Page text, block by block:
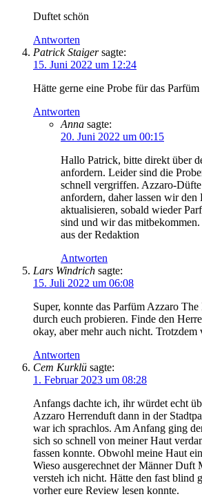
Duftet schön
Antworten
Patrick Staiger sagte:
15. Juni 2022 um 12:24
Hätte gerne eine Probe für das Parfüm
Antworten
Anna sagte:
20. Juni 2022 um 00:15
Hallo Patrick, bitte direkt über
anfordern. Leider sind die
schnell vergriffen. Azzaro-
anfordern, daher lassen wir
aktualisieren, sobald wieder
sind und wir das
aus der Redaktion
Antworten
Lars Windrich sagte:
15. Juli 2022 um 06:08
Super, konnte das Parfüm Azzaro
durch euch probieren. Finde den
okay, aber mehr auch nicht. Trotzdem
Antworten
Cem Kurklü sagte:
1. Februar 2023 um 08:28
Anfangs dachte ich, ihr würdet echt
Azzaro Herrenduft dann in der
war ich sprachlos. Am Anfang ging
sich so schnell von meiner Haut
fassen konnte. Obwohl meine Haut
Wieso ausgerechnet der Männer Duft
versteh ich nicht. Hätte den fast blind
vorher eure Review lesen konnte.